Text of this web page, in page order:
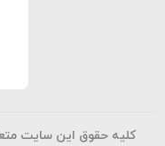
کلیه حقوق این سایت